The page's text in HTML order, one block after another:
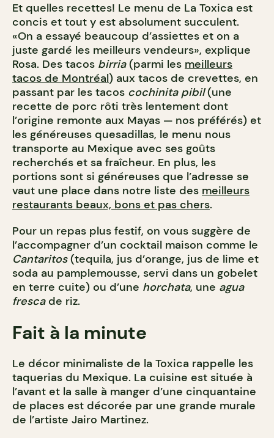
Et quelles recettes! Le menu de La Toxica est
concis et tout y est absolument succulent.
«On a essayé beaucoup d’assiettes et on a
juste gardé les meilleurs vendeurs», explique
Rosa. Des tacos birria(parmi les meilleurs
tacos de Montréal) aux tacos de crevettes, en
passant par les tacos cochinita pibil(une
recette de porc rôti très lentement dont
l’origine remonte aux Mayas — nos préférés) et
les généreuses quesadillas, le menu nous
transporte au Mexique avec ses goûts
recherchés et sa fraîcheur. En plus, les
portions sont si généreuses que l’adresse se
vaut une place dans notre liste des meilleurs
restaurants beaux, bons et pas chers.
Pour un repas plus festif, on vous suggère de
l’accompagner d’un cocktail maison comme le
Cantaritos(tequila, jus d’orange, jus de lime et
soda au pamplemousse, servi dans un gobelet
en terre cuite) ou d’une horchata, une agua
frescade riz.
Fait à la minute
Le décor minimaliste de la Toxica rappelle les
taquerias du Mexique. La cuisine est située à
l’avant et la salle à manger d’une cinquantaine
de places est décorée par une grande murale
de l’artiste Jairo Martinez.